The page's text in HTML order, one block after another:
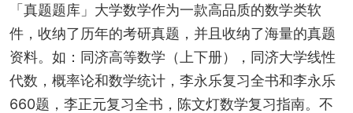
「真题题库」大学数学作为一款高品质的数学类软
件，收纳了历年的考研真题，并且收纳了海量的真题
资料。如：同济高等数学（上下册），同济大学线性
代数，概率论和数学统计，李永乐复习全书和李永乐
660题，李正元复习全书，陈文灯数学复习指南。不